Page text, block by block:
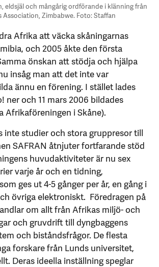
eldsjäl och mångårig ordförande i klänning från
Association, Zimbabwe. Foto: Staffan
Afrika att väcka skåningarnas
och 2005 åkte den första
önskan att stödja och hjälpa
insåg man att det inte var
ännu en förening. I stället lades
ner och 11 mars 2006 bildades
Afrikaföreningen i Skåne).
inte studier och stora gruppresor till
SAFRAN åtnjuter fortfarande stöd
huvudaktiviteter är nu sex
varje år och en tidning,
ges ut 4-5 gånger per år, en gång i
övriga elektroniskt. Föredragen på
om allt från Afrikas miljö- och
och gruvdrift till dyngbaggens
och biståndsfrågor. De flesta
forskare från Lunds universitet,
Deras ideella inställning speglar